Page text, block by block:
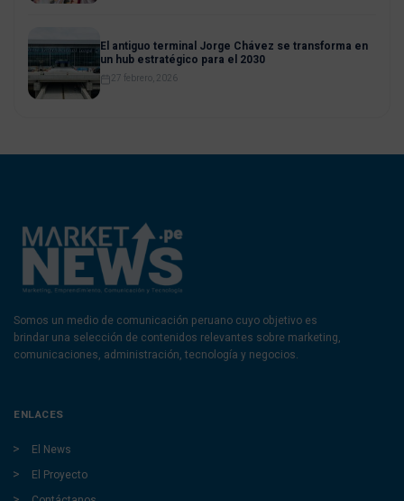
El antiguo terminal Jorge Chávez se transforma en
un hub estratégico para el 2030
27 febrero, 2026
Somos un medio de comunicación peruano cuyo objetivo es
brindar una selección de contenidos relevantes sobre marketing,
comunicaciones, administración, tecnología y negocios.
ENLACES
El News
El Proyecto